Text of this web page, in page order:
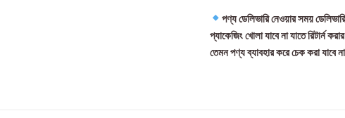
পণ্য ডেলিভারি নেওয়ার সময়
প্যাকেজিং খোলা যাবে না যাতে রিটার্ন
তেমন পণ্য ব্যাবহার করে চেক করা যাবে